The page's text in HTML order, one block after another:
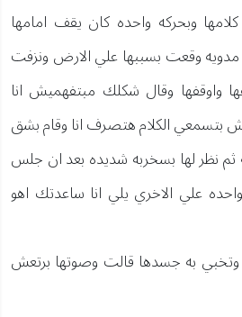
وبحركه واحده كان يقف امامها
وقعت بسببها علي الارض ونزفت
واوقفها وقال شكلك مبتفهميش انا
بتسمعي الكلام هتصرف انا وقام بشق
ثم نظر لها بسخربه شديده بعد ان جلس
علي الاخري يلي انا ساعدتك اهو
به جسدها قالت وصوتها برتعش